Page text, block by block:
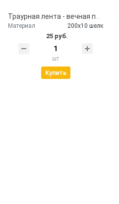
Материал 200х10 шелк
25 руб.
шт
Купить